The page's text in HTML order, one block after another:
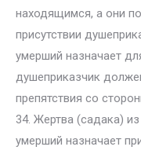
находящимся, а они
присутствии
умерший назначает
душеприказчик
препятствия со
34. Жертва (садака)
умерший назначает